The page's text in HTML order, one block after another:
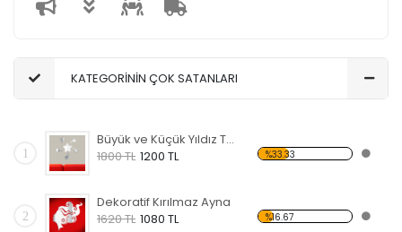
KATEGORİNİN ÇOK SATANLARI
1
Büyük ve Küçük Yıldız Temalı Dekoratif Kırılmaz Ayna
1800 TL 1200 TL %33.33
2
Dekoratif Kırılmaz Ayna
1620 TL 1080 TL %16.67